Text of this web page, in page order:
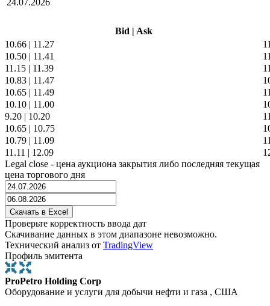
Bid | Ask
10.66 | 11.27
10.50 | 11.41
11.15 | 11.39
10.83 | 11.47
10.65 | 11.49
10.10 | 11.00
9.20 | 10.20
10.65 | 10.75
10.79 | 11.09
11.11 | 12.09
Legal close - цена аукциона закрытия либо последняя текущая
цена торгового дня
Проверьте корректность ввода дат
Скачивание данных в этом диапазоне невозможно.
Технический анализ от TradingView
Профиль эмитента
ProPetro Holding Corp
Оборудование и услуги для добычи нефти и газа , США